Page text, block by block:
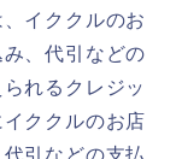
イククルのお
、代引などの
れるクレジッ
ククルのお店
引などの支払